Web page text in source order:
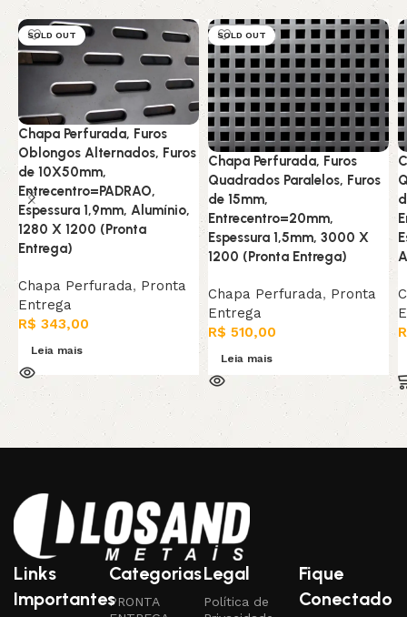
SOLD OUT
Chapa Perfurada, Furos
Oblongos Alternados, Furos
de 10X50mm,
Entrecentro=PADRAO,
Espessura 1,9mm, Alumínio,
1280 X 1200 (Pronta
Entrega)
Chapa Perfurada, Pronta
Entrega
R$ 343,00
Leia mais
SOLD OUT
Chapa Perfurada, Furos
Quadrados Paralelos, Furos
de 15mm,
Entrecentro=20mm,
Espessura 1,5mm, 3000 X
1200 (Pronta Entrega)
Chapa Perfurada, Pronta
Entrega
R$ 510,00
Leia mais
Links
Importantes
Categorias
PRONTA
Legal
Política de
Fique
Conectado